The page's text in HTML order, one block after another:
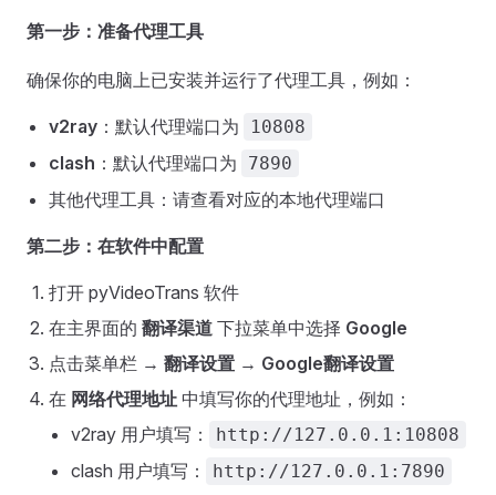
第一步：准备代理工具
确保你的电脑上已安装并运行了代理工具，例如：
v2ray ：默认代理端口为 10808
clash ：默认代理端口为 7890
其他代理工具：请查看对应的本地代理端口
第二步：在软件中配置
打开 pyVideoTrans 软件
在主界面的 翻译渠道 下拉菜单中选择 Google
点击菜单栏 → 翻译设置 → Google翻译设置
在 网络代理地址 中填写你的代理地址，例如：
v2ray 用户填写：
http://127.0.0.1:10808
clash 用户填写： http://127.0.0.1:7890